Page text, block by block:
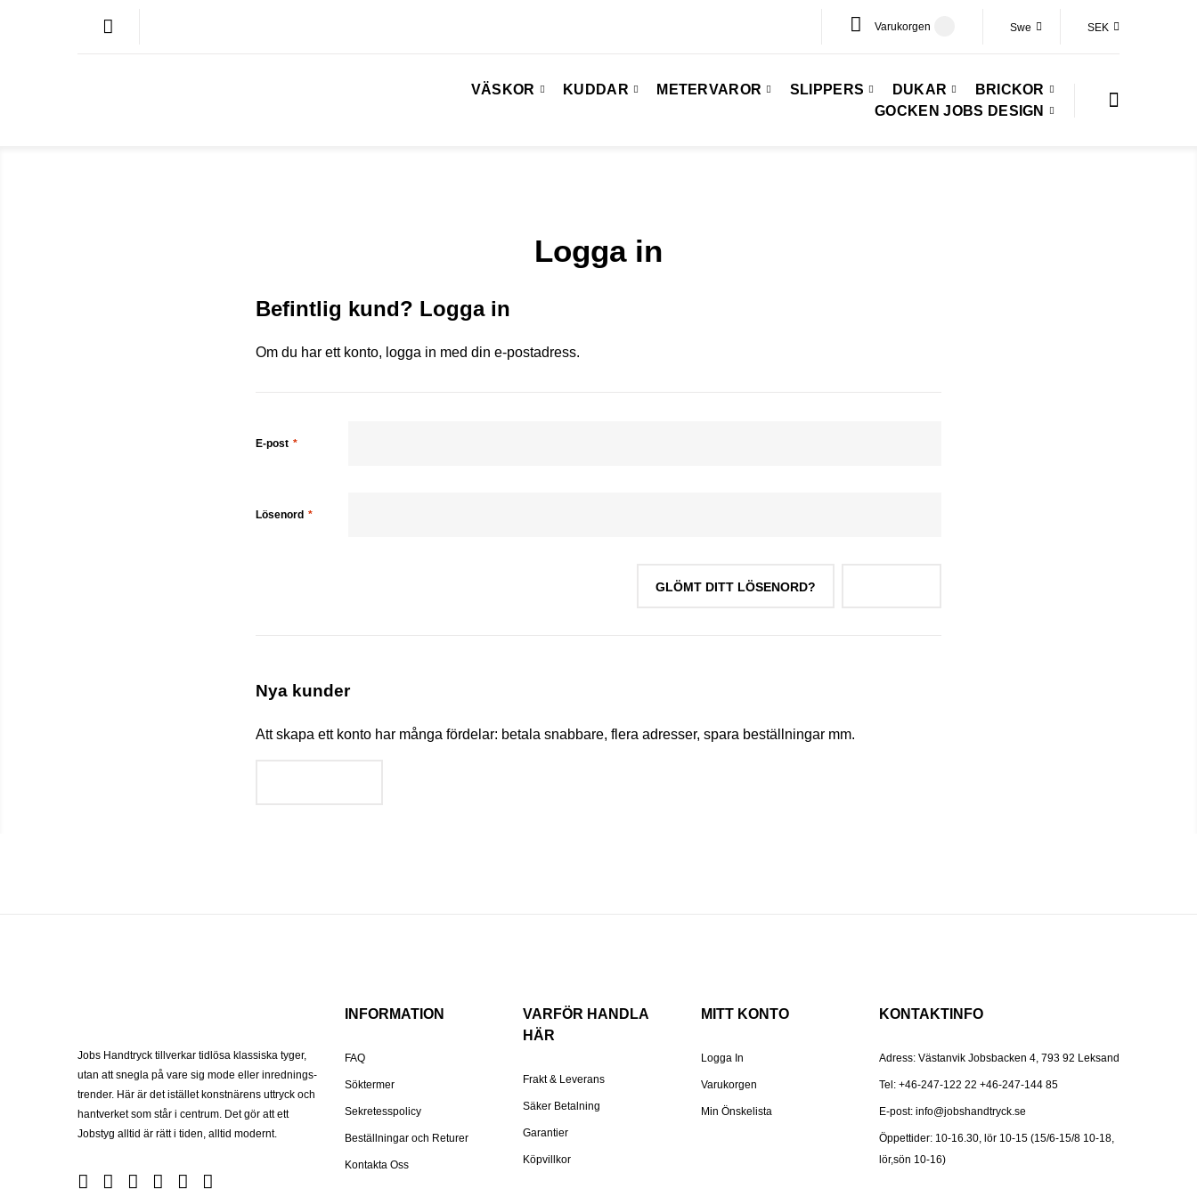
Swe SEK
Varukorgen
VÄSKOR KUDDAR METERVAROR SLIPPERS DUKAR
BRICKOR
GOCKEN JOBS DESIGN
Logga in
Befintlig kund? Logga in
Om du har ett konto, logga in med din e-postadress.
E-post
Lösenord
GLÖMT DITT LÖSENORD?
Nya kunder
Att skapa ett konto har många fördelar: betala snabbare, flera adresser, spara beställningar mm.
Jobs Handtryck tillverkar tidlösa klassiska tyger,
utan att snegla på vare sig mode eller inrednings-
trender. Här är det istället konstnärens uttryck och
hantverket som står i centrum. Det gör att ett
Jobstyg alltid är rätt i tiden, alltid modernt.
INFORMATION
FAQ
Söktermer
Sekretesspolicy
Beställningar och Returer
Kontakta Oss
VARFÖR HANDLA
HÄR
Frakt & Leverans
Säker Betalning
Garantier
Köpvillkor
MITT KONTO
Logga In
Varukorgen
Min Önskelista
KONTAKTINFO
Adress: Västanvik Jobsbacken 4, 793 92 Leksand
Tel: +46-247-122 22 +46-247-144 85
E-post: info@jobshandtryck.se
Öppettider: 10-16.30, lör 10-15 (15/6-15/8 10-18,
lör,sön 10-16)